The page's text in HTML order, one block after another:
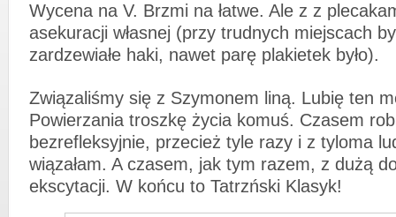
Wycena na V. Brzmi na łatwe. Ale z z
asekuracji własnej (przy trudnych miejscach
zardzewiałe haki, nawet parę plakietek było).
Związaliśmy się z Szymonem liną. Lubię ten
Powierzania troszkę życia komuś. Czasem
bezrefleksyjnie, przecież tyle razy i z tyloma
wiązałam. A czasem, jak tym razem, z dużą
ekscytacji. W końcu to Tatrzński Klasyk!